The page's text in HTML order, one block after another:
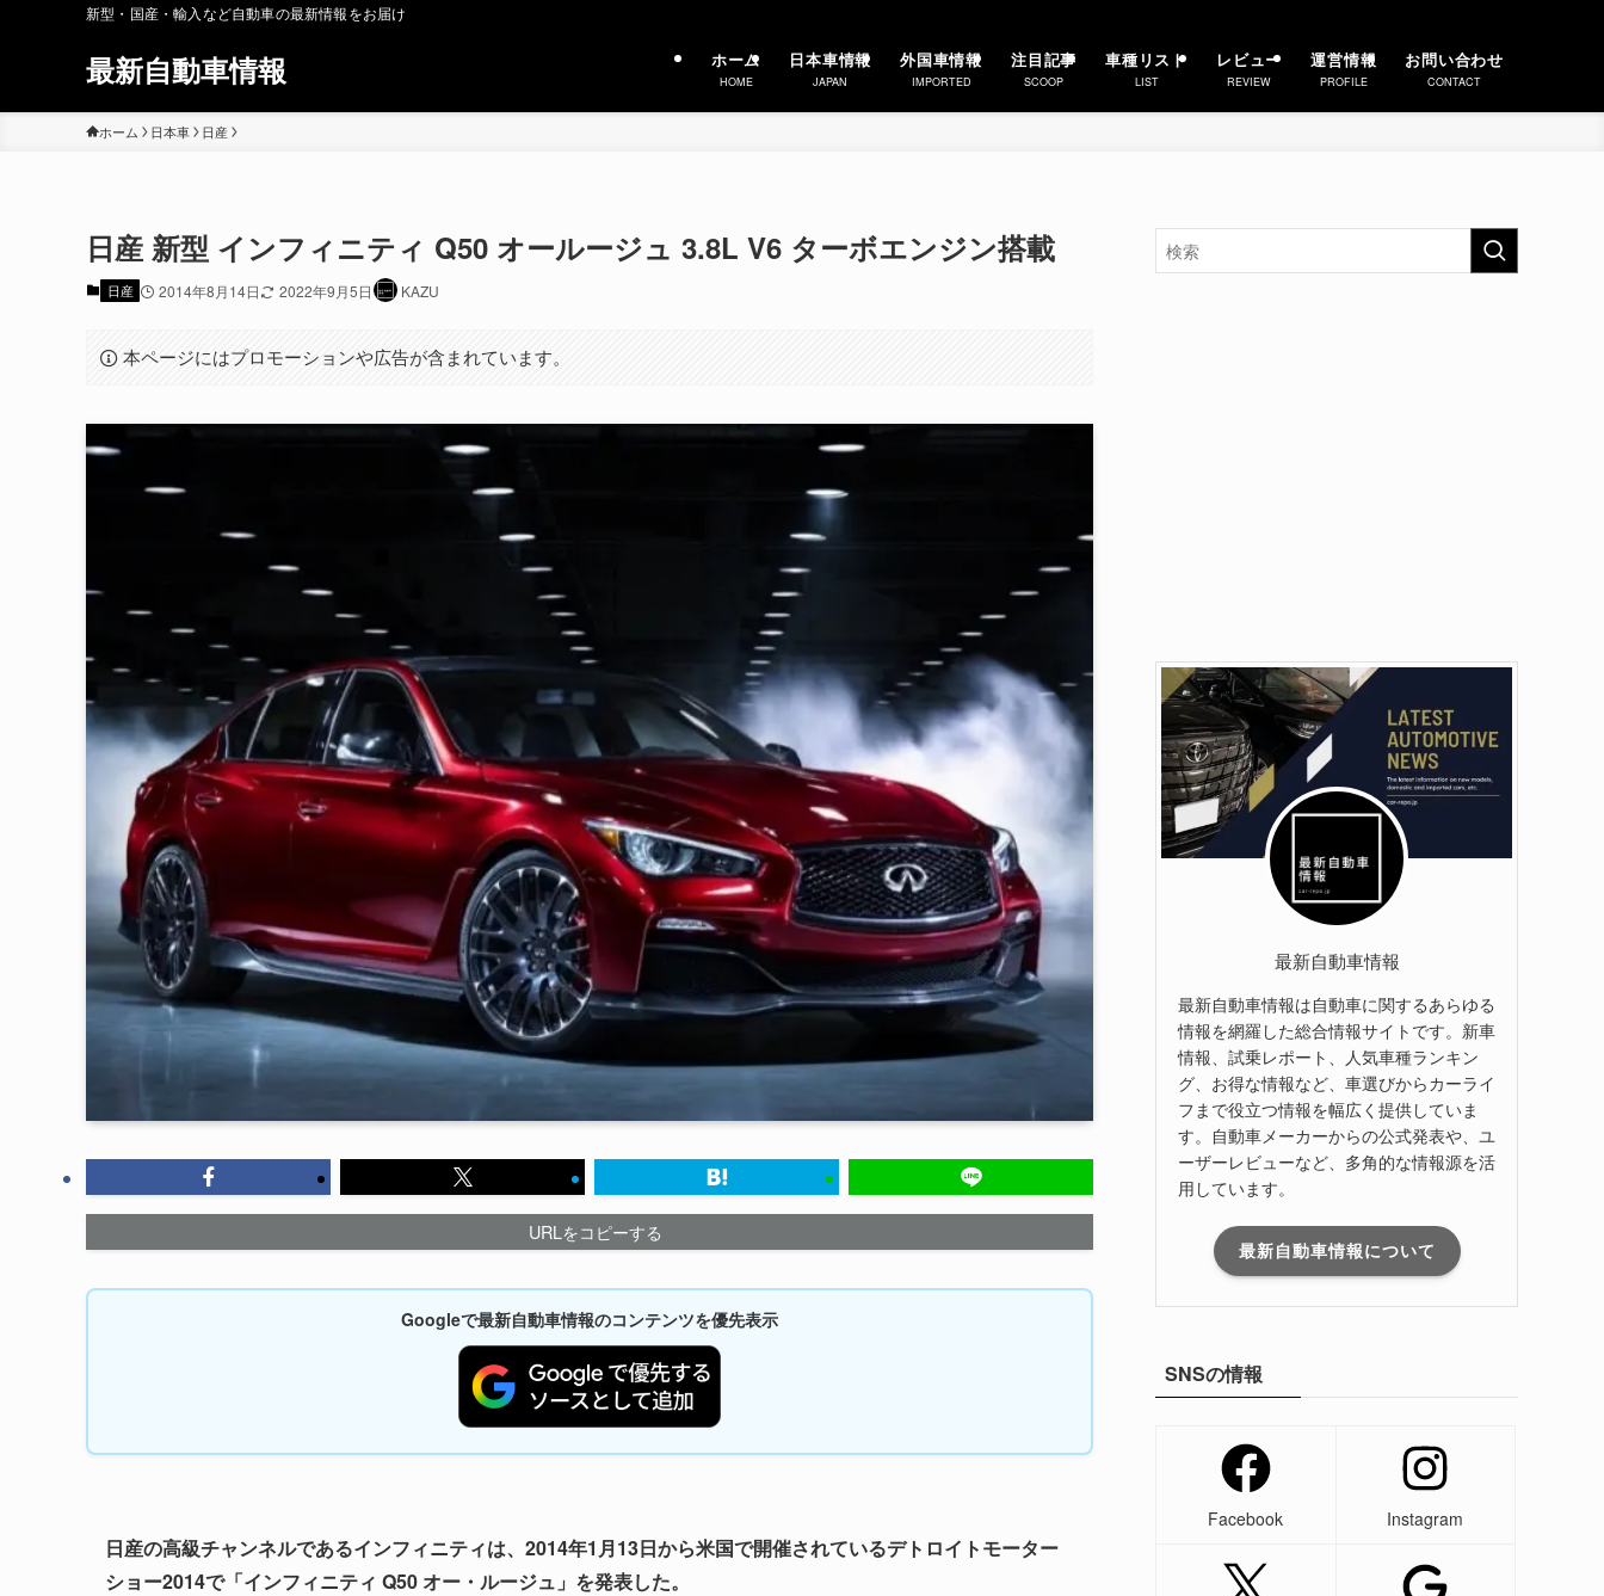
新型・国産・輸入など自動車の最新情報をお届け
最新自動車情報 ホーム
HOME
日本車情報
JAPAN
外国車情報
IMPORTED
注目記事
SCOOP
車種リスト
LIST
レビュー
REVIEW
運営情報
PROFILE
お問い合わせ
CONTACT
ホーム 日本車 日産
日産 新型 インフィニティ Q50 オールージュ 3.8L V6 ターボエンジン搭載
日産 2014年8月14日 2022年9月5日 KAZU
本ページにはプロモーションや広告が含まれています。
URLをコピーする
Googleで最新自動車情報のコンテンツを優先表示
日産の高級チャンネルであるインフィニティは、2014年1月13日から米国で開催されているデトロイトモーター
ショー2014で「インフィニティ Q50 オー・ルージュ」を発表した。
最新自動車情報
最新自動車情報は自動車に関するあらゆる
情報を網羅した総合情報サイトです。新車
情報、試乗レポート、人気車種ランキン
グ、お得な情報など、車選びからカーライ
フまで役立つ情報を幅広く提供していま
す。自動車メーカーからの公式発表や、ユ
ーザーレビューなど、多角的な情報源を活
用しています。
最新自動車情報について
SNSの情報
Facebook Instagram